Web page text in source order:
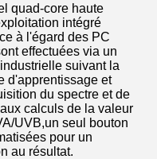
quad-core haute
intégré
à l'égard des PC
effectuées via un
suivant la
d'apprentissage et
du spectre et de
calculs de la valeur
UVB,un seul bouton
pour un
au résultat.